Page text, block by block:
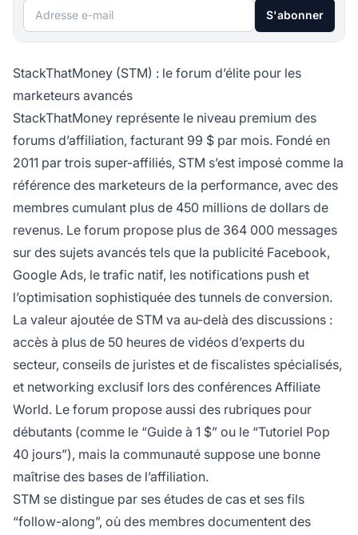
Adresse e-mail S'abonner
StackThatMoney (STM) : le forum d’élite pour les
marketeurs avancés
StackThatMoney représente le niveau premium des
forums d’affiliation, facturant 99 $ par mois. Fondé en
2011 par trois super-affiliés, STM s’est imposé comme la
référence des marketeurs de la performance, avec des
membres cumulant plus de 450 millions de dollars de
revenus. Le forum propose plus de 364 000 messages
sur des sujets avancés tels que la publicité Facebook,
Google Ads, le trafic natif, les notifications push et
l’optimisation sophistiquée des tunnels de conversion.
La valeur ajoutée de STM va au-delà des discussions :
accès à plus de 50 heures de vidéos d’experts du
secteur, conseils de juristes et de fiscalistes spécialisés,
et networking exclusif lors des conférences Affiliate
World. Le forum propose aussi des rubriques pour
débutants (comme le “Guide à 1 $” ou le “Tutoriel Pop
40 jours”), mais la communauté suppose une bonne
maîtrise des bases de l’affiliation.
STM se distingue par ses études de cas et ses fils
“follow-along”, où des membres documentent des